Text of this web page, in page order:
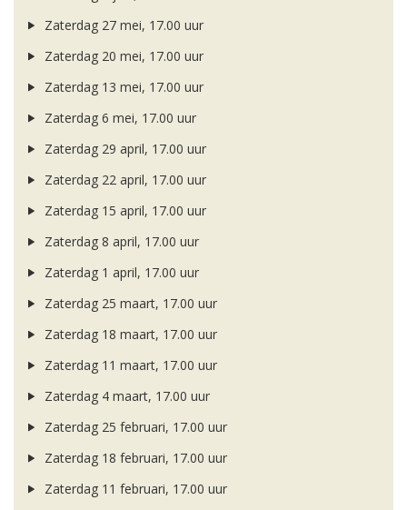
Zaterdag 27 mei, 17.00 uur
Zaterdag 20 mei, 17.00 uur
Zaterdag 13 mei, 17.00 uur
Zaterdag 6 mei, 17.00 uur
Zaterdag 29 april, 17.00 uur
Zaterdag 22 april, 17.00 uur
Zaterdag 15 april, 17.00 uur
Zaterdag 8 april, 17.00 uur
Zaterdag 1 april, 17.00 uur
Zaterdag 25 maart, 17.00 uur
Zaterdag 18 maart, 17.00 uur
Zaterdag 11 maart, 17.00 uur
Zaterdag 4 maart, 17.00 uur
Zaterdag 25 februari, 17.00 uur
Zaterdag 18 februari, 17.00 uur
Zaterdag 11 februari, 17.00 uur